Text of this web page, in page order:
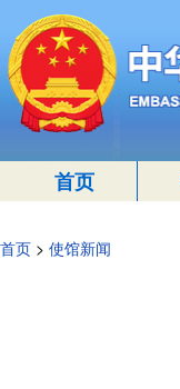
首页
首页 > 使馆新闻